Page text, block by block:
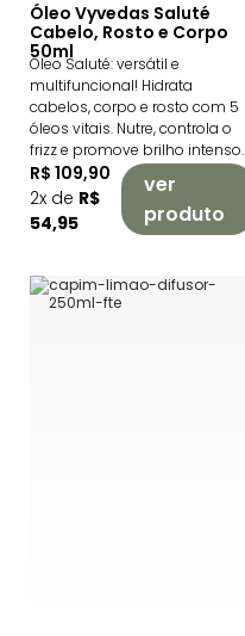
Óleo Vyvedas Saluté
Cabelo, Rosto e Corpo
50ml
Óleo Saluté: versátil e
multifuncional! Hidrata
cabelos, corpo e rosto com 5
óleos vitais. Nutre, controla o
frizz e promove brilho intenso.
R$ 109,90
2x de R$
54,95
ver
produto